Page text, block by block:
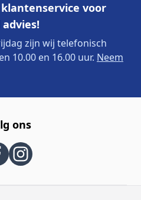
voor
zijn wij telefonisch
10.00 en 16.00 uur. Neem
ons